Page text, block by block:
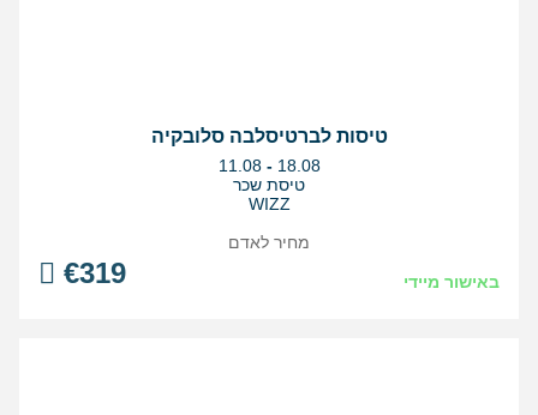
טיסות לברטיסלבה סלובקיה
בין
התאריכים,
11.08 - 18.08
טיסת שכר
WIZZ
באישור מיידי €319
מחיר לאדם